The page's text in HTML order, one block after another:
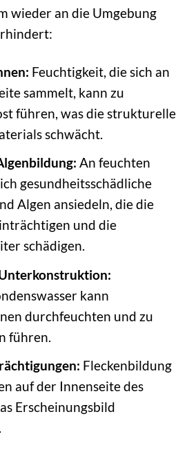
wieder an die Umgebung
Feuchtigkeit, die sich an
sammelt, kann zu
führen, was die strukturelle
schwächt.
An feuchten
gesundheitsschädliche
Algen ansiedeln, die die
und die
schädigen.
kann
durchfeuchten und zu
führen.
Fleckenbildung
auf der Innenseite des
Erscheinungsbild